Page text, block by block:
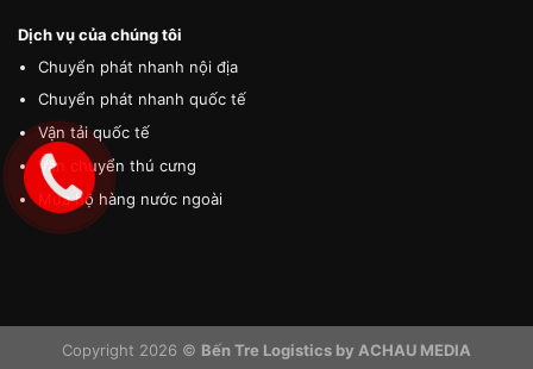
Dịch vụ của chúng tôi
Chuyển phát nhanh nội địa
Chuyển phát nhanh quốc tế
Vận tải quốc tế
Vận chuyển thú cưng
Mua hộ hàng nước ngoài
Copyright 2026 © Bến Tre Logistics by ACHAU MEDIA